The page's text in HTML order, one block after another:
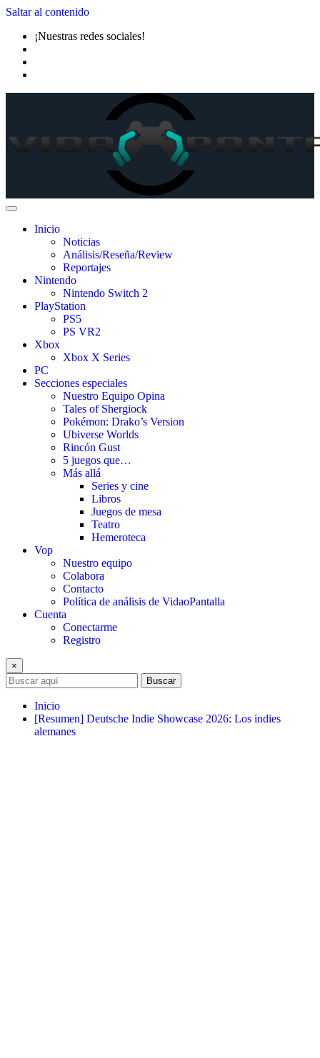
Saltar al contenido
¡Nuestras redes sociales!
Inicio
Noticias
Análisis/Reseña/Review
Reportajes
Nintendo
Nintendo Switch 2
PlayStation
PS5
PS VR2
Xbox
Xbox X Series
PC
Secciones especiales
Nuestro Equipo Opina
Tales of Shergiock
Pokémon: Drako’s Version
Ubiverse Worlds
Rincón Gust
5 juegos que…
Más allá
Series y cine
Libros
Juegos de mesa
Teatro
Hemeroteca
Vop
Nuestro equipo
Colabora
Contacto
Política de análisis de VidaoPantalla
Cuenta
Conectarme
Registro
×
Buscar
Inicio
[Resumen] Deutsche Indie Showcase 2026: Los indies
alemanes